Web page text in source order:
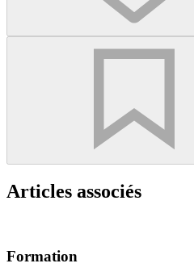
Articles associés
Formation